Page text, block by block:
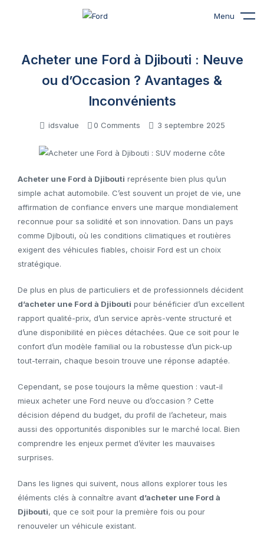
Menu
Acheter une Ford à Djibouti : Neuve
ou d’Occasion ? Avantages &
Inconvénients
idsvalue 0 Comments 3 septembre 2025
Acheter une Ford à Djibouti représente bien plus qu’un
simple achat automobile. C’est souvent un projet de vie, une
affirmation de confiance envers une marque mondialement
reconnue pour sa solidité et son innovation. Dans un pays
comme Djibouti, où les conditions climatiques et routières
exigent des véhicules fiables, choisir Ford est un choix
stratégique.
De plus en plus de particuliers et de professionnels décident
d’acheter une Ford à Djibouti pour bénéficier d’un excellent
rapport qualité-prix, d’un service après-vente structuré et
d’une disponibilité en pièces détachées. Que ce soit pour le
confort d’un modèle familial ou la robustesse d’un pick-up
tout-terrain, chaque besoin trouve une réponse adaptée.
Cependant, se pose toujours la même question : vaut-il
mieux acheter une Ford neuve ou d’occasion ? Cette
décision dépend du budget, du profil de l’acheteur, mais
aussi des opportunités disponibles sur le marché local. Bien
comprendre les enjeux permet d’éviter les mauvaises
surprises.
Dans les lignes qui suivent, nous allons explorer tous les
éléments clés à connaître avant d’acheter une Ford à
Djibouti, que ce soit pour la première fois ou pour
renouveler un véhicule existant.